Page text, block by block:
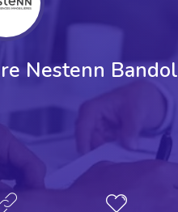
Nestenn Bandol